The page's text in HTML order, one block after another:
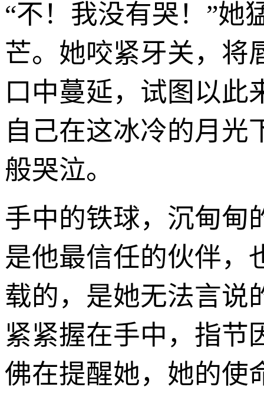
“不！我没有哭！”她
芒。她咬紧牙关，将
口中蔓延，试图以此
自己在这冰冷的月光
般哭泣。
手中的铁球，沉甸甸
是他最信任的伙伴，
载的，是她无法言说
紧紧握在手中，指节
佛在提醒她，她的使